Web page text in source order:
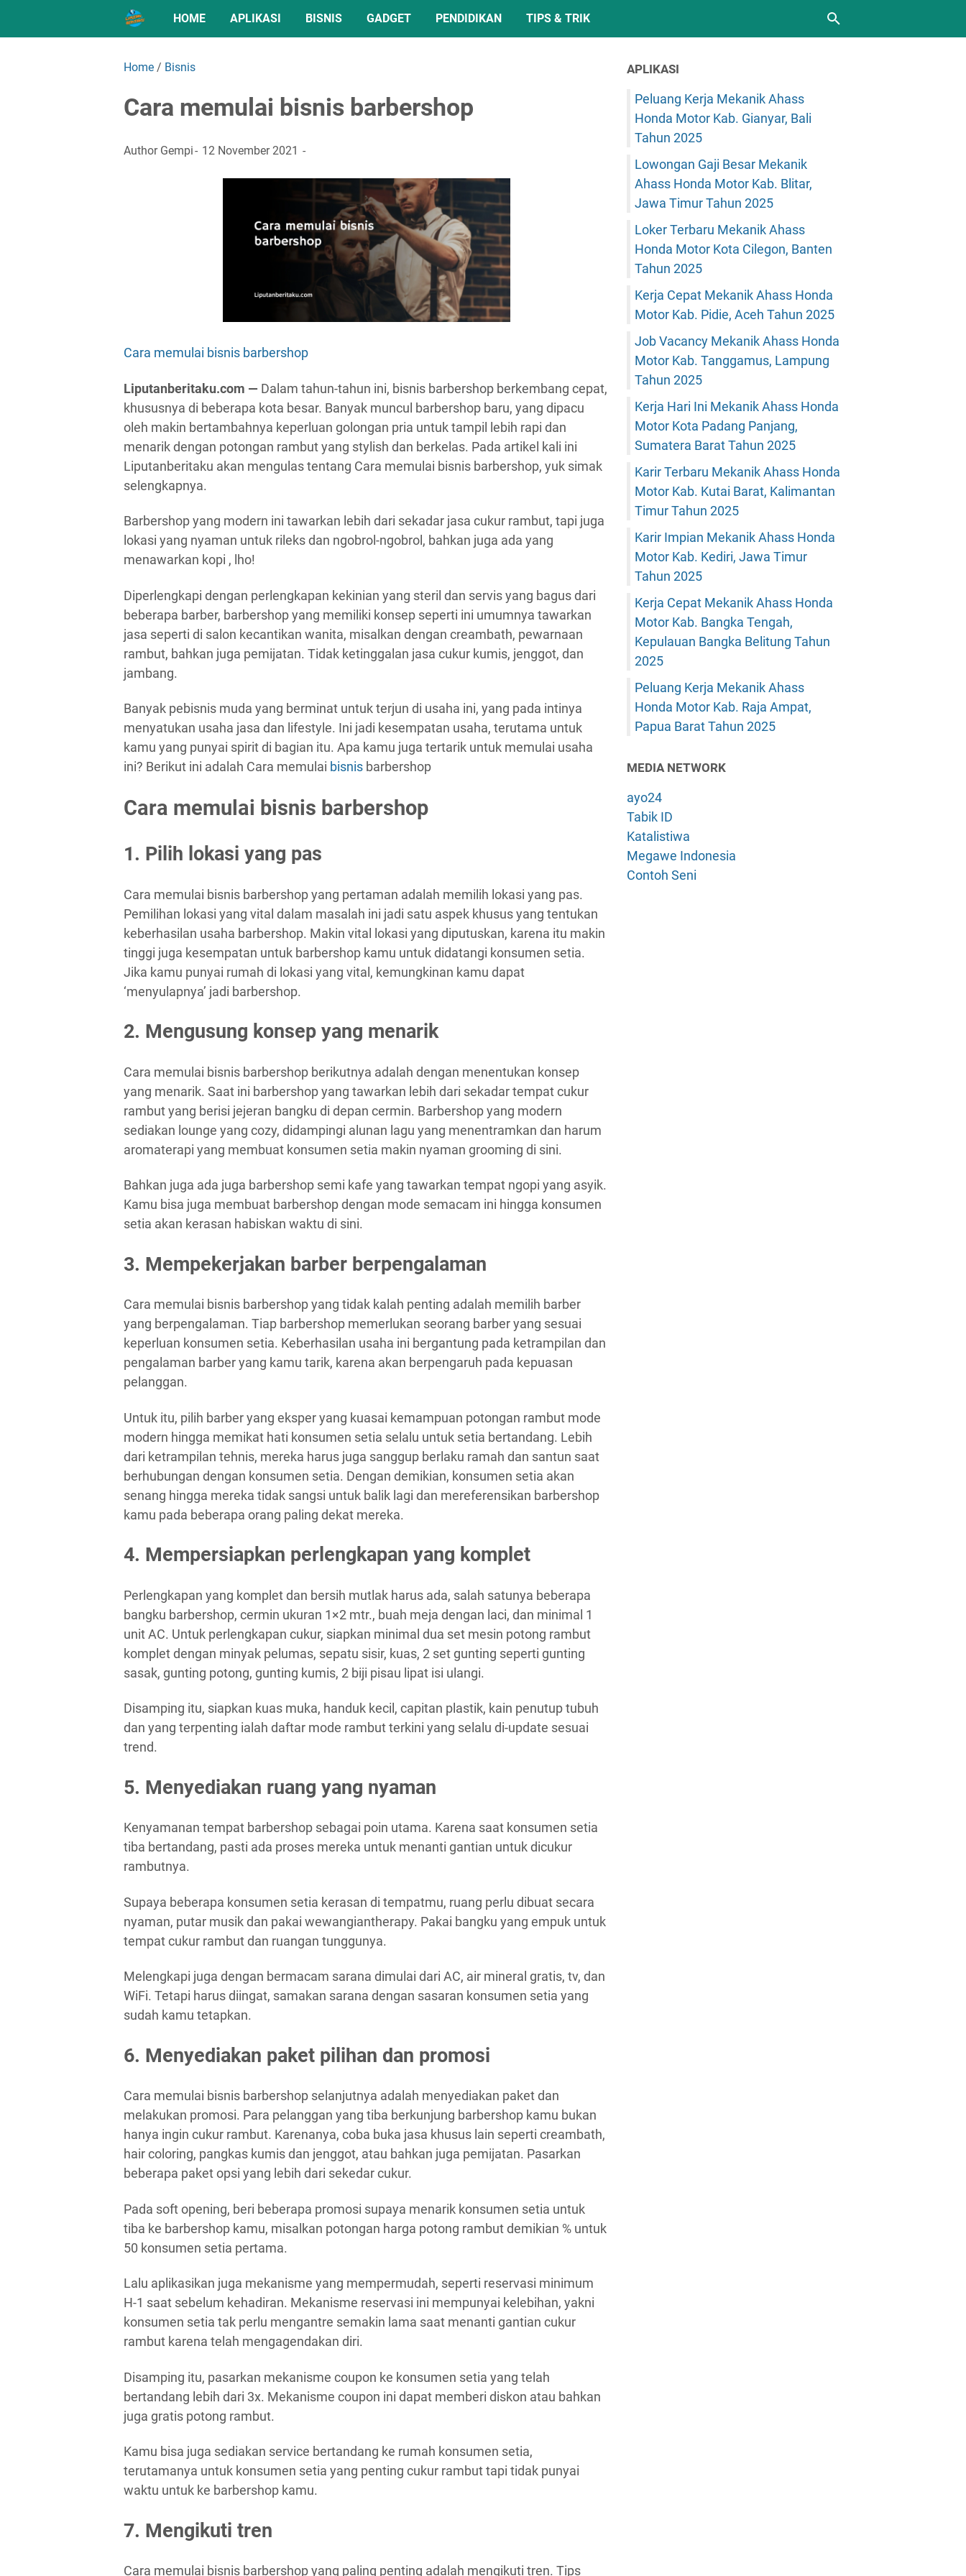
HOME APLIKASI BISNIS GADGET PENDIDIKAN TIPS & TRIK
Home / Bisnis
Cara memulai bisnis barbershop
Author Gempi 12 November 2021
Cara memulai bisnis barbershop
Liputanberitaku.com — Dalam tahun-tahun ini, bisnis barbershop berkembang cepat,
khususnya di beberapa kota besar. Banyak muncul barbershop baru, yang dipacu
oleh makin bertambahnya keperluan golongan pria untuk tampil lebih rapi dan
menarik dengan potongan rambut yang stylish dan berkelas. Pada artikel kali ini
Liputanberitaku akan mengulas tentang Cara memulai bisnis barbershop, yuk simak
selengkapnya.
Barbershop yang modern ini tawarkan lebih dari sekadar jasa cukur rambut, tapi juga
lokasi yang nyaman untuk rileks dan ngobrol-ngobrol, bahkan juga ada yang
menawarkan kopi , lho!
Diperlengkapi dengan perlengkapan kekinian yang steril dan servis yang bagus dari
beberapa barber, barbershop yang memiliki konsep seperti ini umumnya tawarkan
jasa seperti di salon kecantikan wanita, misalkan dengan creambath, pewarnaan
rambut, bahkan juga pemijatan. Tidak ketinggalan jasa cukur kumis, jenggot, dan
jambang.
Banyak pebisnis muda yang berminat untuk terjun di usaha ini, yang pada intinya
menyatukan usaha jasa dan lifestyle. Ini jadi kesempatan usaha, terutama untuk
kamu yang punyai spirit di bagian itu. Apa kamu juga tertarik untuk memulai usaha
ini? Berikut ini adalah Cara memulai bisnis barbershop
Cara memulai bisnis barbershop
1. Pilih lokasi yang pas
Cara memulai bisnis barbershop yang pertaman adalah memilih lokasi yang pas.
Pemilihan lokasi yang vital dalam masalah ini jadi satu aspek khusus yang tentukan
keberhasilan usaha barbershop. Makin vital lokasi yang diputuskan, karena itu makin
tinggi juga kesempatan untuk barbershop kamu untuk didatangi konsumen setia.
Jika kamu punyai rumah di lokasi yang vital, kemungkinan kamu dapat
‘menyulapnya’ jadi barbershop.
2. Mengusung konsep yang menarik
Cara memulai bisnis barbershop berikutnya adalah dengan menentukan konsep
yang menarik. Saat ini barbershop yang tawarkan lebih dari sekadar tempat cukur
rambut yang berisi jejeran bangku di depan cermin. Barbershop yang modern
sediakan lounge yang cozy, didampingi alunan lagu yang menentramkan dan harum
aromaterapi yang membuat konsumen setia makin nyaman grooming di sini.
Bahkan juga ada juga barbershop semi kafe yang tawarkan tempat ngopi yang asyik.
Kamu bisa juga membuat barbershop dengan mode semacam ini hingga konsumen
setia akan kerasan habiskan waktu di sini.
3. Mempekerjakan barber berpengalaman
Cara memulai bisnis barbershop yang tidak kalah penting adalah memilih barber
yang berpengalaman. Tiap barbershop memerlukan seorang barber yang sesuai
keperluan konsumen setia. Keberhasilan usaha ini bergantung pada ketrampilan dan
pengalaman barber yang kamu tarik, karena akan berpengaruh pada kepuasan
pelanggan.
Untuk itu, pilih barber yang eksper yang kuasai kemampuan potongan rambut mode
modern hingga memikat hati konsumen setia selalu untuk setia bertandang. Lebih
dari ketrampilan tehnis, mereka harus juga sanggup berlaku ramah dan santun saat
berhubungan dengan konsumen setia. Dengan demikian, konsumen setia akan
senang hingga mereka tidak sangsi untuk balik lagi dan mereferensikan barbershop
kamu pada beberapa orang paling dekat mereka.
4. Mempersiapkan perlengkapan yang komplet
Perlengkapan yang komplet dan bersih mutlak harus ada, salah satunya beberapa
bangku barbershop, cermin ukuran 1×2 mtr., buah meja dengan laci, dan minimal 1
unit AC. Untuk perlengkapan cukur, siapkan minimal dua set mesin potong rambut
komplet dengan minyak pelumas, sepatu sisir, kuas, 2 set gunting seperti gunting
sasak, gunting potong, gunting kumis, 2 biji pisau lipat isi ulangi.
Disamping itu, siapkan kuas muka, handuk kecil, capitan plastik, kain penutup tubuh
dan yang terpenting ialah daftar mode rambut terkini yang selalu di-update sesuai
trend.
5. Menyediakan ruang yang nyaman
Kenyamanan tempat barbershop sebagai poin utama. Karena saat konsumen setia
tiba bertandang, pasti ada proses mereka untuk menanti gantian untuk dicukur
rambutnya.
Supaya beberapa konsumen setia kerasan di tempatmu, ruang perlu dibuat secara
nyaman, putar musik dan pakai wewangiantherapy. Pakai bangku yang empuk untuk
tempat cukur rambut dan ruangan tunggunya.
Melengkapi juga dengan bermacam sarana dimulai dari AC, air mineral gratis, tv, dan
WiFi. Tetapi harus diingat, samakan sarana dengan sasaran konsumen setia yang
sudah kamu tetapkan.
6. Menyediakan paket pilihan dan promosi
Cara memulai bisnis barbershop selanjutnya adalah menyediakan paket dan
melakukan promosi. Para pelanggan yang tiba berkunjung barbershop kamu bukan
hanya ingin cukur rambut. Karenanya, coba buka jasa khusus lain seperti creambath,
hair coloring, pangkas kumis dan jenggot, atau bahkan juga pemijatan. Pasarkan
beberapa paket opsi yang lebih dari sekedar cukur.
Pada soft opening, beri beberapa promosi supaya menarik konsumen setia untuk
tiba ke barbershop kamu, misalkan potongan harga potong rambut demikian % untuk
50 konsumen setia pertama.
Lalu aplikasikan juga mekanisme yang mempermudah, seperti reservasi minimum
H-1 saat sebelum kehadiran. Mekanisme reservasi ini mempunyai kelebihan, yakni
konsumen setia tak perlu mengantre semakin lama saat menanti gantian cukur
rambut karena telah mengagendakan diri.
Disamping itu, pasarkan mekanisme coupon ke konsumen setia yang telah
bertandang lebih dari 3x. Mekanisme coupon ini dapat memberi diskon atau bahkan
juga gratis potong rambut.
Kamu bisa juga sediakan service bertandang ke rumah konsumen setia,
terutamanya untuk konsumen setia yang penting cukur rambut tapi tidak punyai
waktu untuk ke barbershop kamu.
7. Mengikuti tren
Cara memulai bisnis barbershop yang paling penting adalah mengikuti tren. Tips
APLIKASI
Peluang Kerja Mekanik Ahass
Honda Motor Kab. Gianyar, Bali
Tahun 2025
Lowongan Gaji Besar Mekanik
Ahass Honda Motor Kab. Blitar,
Jawa Timur Tahun 2025
Loker Terbaru Mekanik Ahass
Honda Motor Kota Cilegon, Banten
Tahun 2025
Kerja Cepat Mekanik Ahass Honda
Motor Kab. Pidie, Aceh Tahun 2025
Job Vacancy Mekanik Ahass Honda
Motor Kab. Tanggamus, Lampung
Tahun 2025
Kerja Hari Ini Mekanik Ahass Honda
Motor Kota Padang Panjang,
Sumatera Barat Tahun 2025
Karir Terbaru Mekanik Ahass Honda
Motor Kab. Kutai Barat, Kalimantan
Timur Tahun 2025
Karir Impian Mekanik Ahass Honda
Motor Kab. Kediri, Jawa Timur
Tahun 2025
Kerja Cepat Mekanik Ahass Honda
Motor Kab. Bangka Tengah,
Kepulauan Bangka Belitung Tahun
2025
Peluang Kerja Mekanik Ahass
Honda Motor Kab. Raja Ampat,
Papua Barat Tahun 2025
MEDIA NETWORK
ayo24
Tabik ID
Katalistiwa
Megawe Indonesia
Contoh Seni